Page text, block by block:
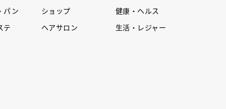
パン
ショップ
健康・ヘルス
テ
ヘアサロン 生活・レジャー